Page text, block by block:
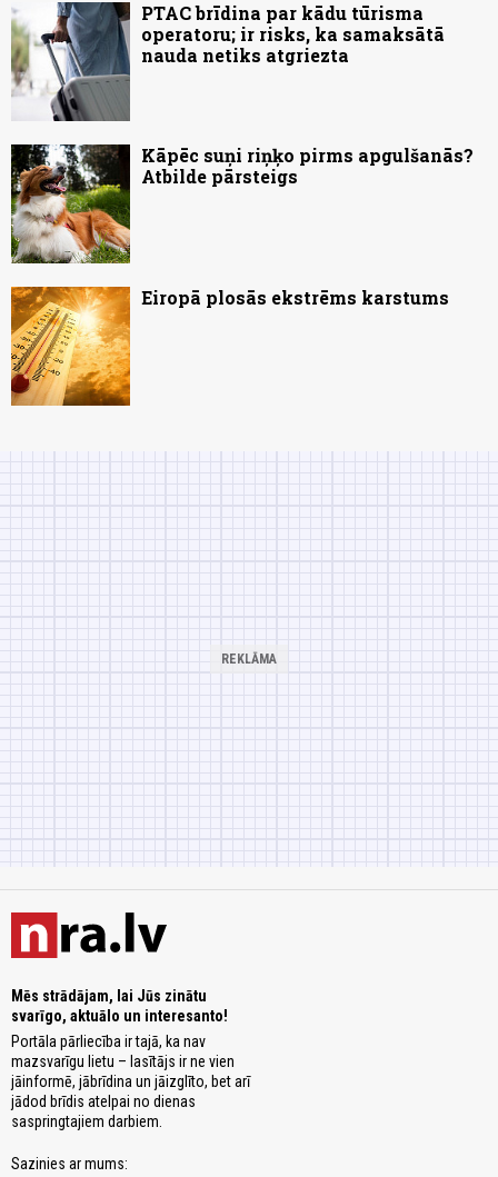
PTAC brīdina par kādu tūrisma
operatoru; ir risks, ka samaksātā
nauda netiks atgriezta
Kāpēc suņi riņķo pirms apgulšanās?
Atbilde pārsteigs
Eiropā plosās ekstrēms karstums
Mēs strādājam, lai Jūs zinātu
svarīgo, aktuālo un interesanto!
Portāla pārliecība ir tajā, ka nav
mazsvarīgu lietu – lasītājs ir ne vien
jāinformē, jābrīdina un jāizglīto, bet arī
jādod brīdis atelpai no dienas
saspringtajiem darbiem.
Sazinies ar mums: